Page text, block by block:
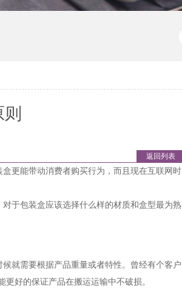
返回列表
更能带动消费者购买行为，而且现在互联网时
于包装盒应该选择什么样的材质和盒型最为熟
就需要根据产品重量或者特性。曾经有个客户
好的保证产品在搬运运输中不破损。